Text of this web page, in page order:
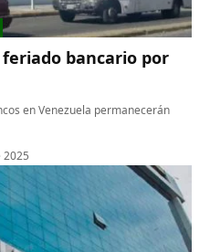
feriado bancario por
en Venezuela permanecerán
2025